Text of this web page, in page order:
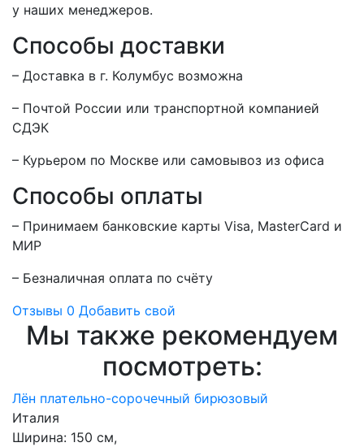
у наших менеджеров.
Способы доставки
– Доставка в г. Колумбусвозможна
– Почтой России или транспортной компанией
СДЭК
– Курьером по Москве или самовывоз из офиса
Способы оплаты
– Принимаем банковские карты Visa, MasterCard и
МИР
– Безналичная оплата по счёту
Отзывы0 Добавить свой
Мы также рекомендуем
посмотреть:
Лён плательно-сорочечный бирюзовый
Италия
Ширина: 150 см,